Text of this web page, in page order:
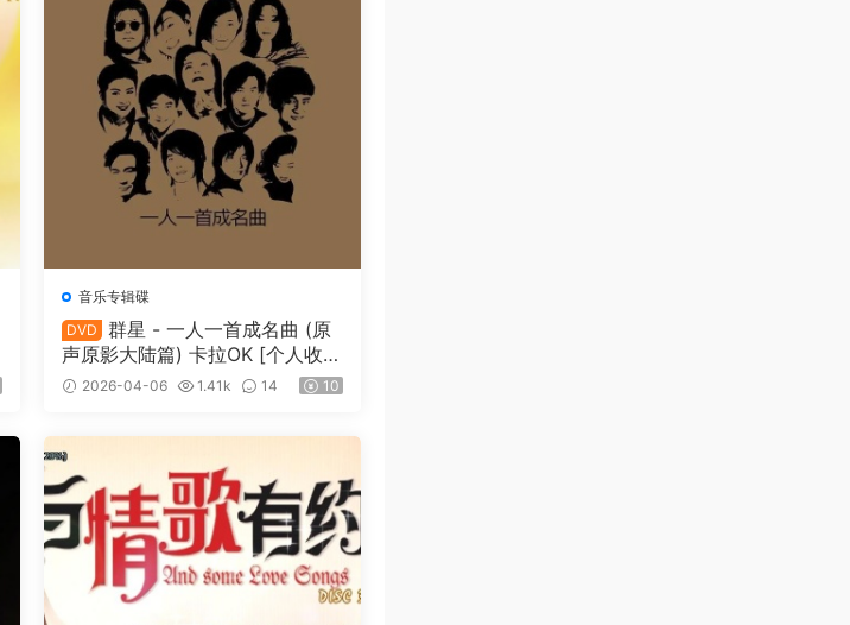
音乐专辑碟
DVD
群星 - 一人一首成名曲 (原
声原影大陆篇) 卡拉OK [个人收集
最好画质，部分原唱CD音质 [DV
2026-04-06 1.41k 14 10